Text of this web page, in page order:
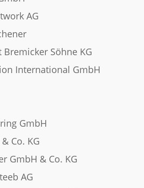
AG
Bremicker Söhne KG
International GmbH
GmbH
Co. KG
GmbH & Co. KG
AG